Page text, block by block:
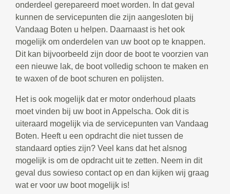
onderdeel gerepareerd moet worden. In dat geval
kunnen de servicepunten die zijn aangesloten bij
Vandaag Boten u helpen. Daarnaast is het ook
mogelijk om onderdelen van uw boot op te knappen.
Dit kan bijvoorbeeld zijn door de boot te voorzien van
een nieuwe lak, de boot volledig schoon te maken en
te waxen of de boot schuren en polijsten.
Het is ook mogelijk dat er motor onderhoud plaats
moet vinden bij uw boot in Appelscha. Ook dit is
uiteraard mogelijk via de servicepunten van Vandaag
Boten. Heeft u een opdracht die niet tussen de
standaard opties zijn? Veel kans dat het alsnog
mogelijk is om de opdracht uit te zetten. Neem in dit
geval dus sowieso contact op en dan kijken wij graag
wat er voor uw boot mogelijk is!